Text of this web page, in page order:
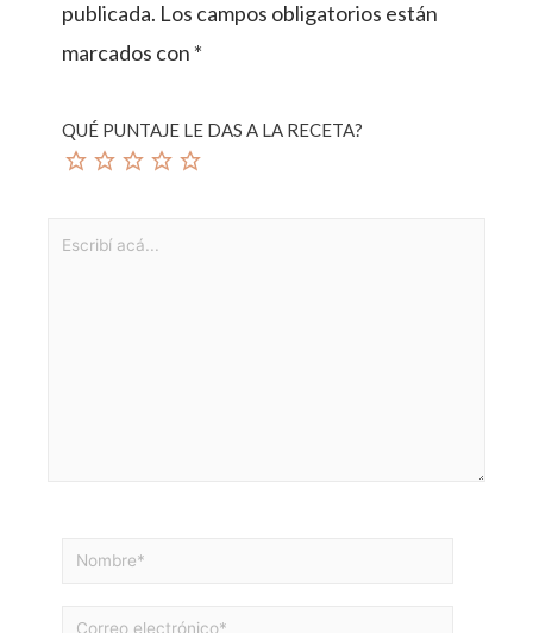
publicada. Los campos obligatorios están
marcados con *
QUÉ PUNTAJE LE DAS A LA RECETA?